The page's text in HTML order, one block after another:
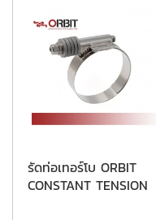
รัดท่อเทอร์โบ ORBIT
CONSTANT TENSION